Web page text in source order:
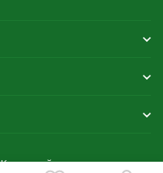
Карта сайта